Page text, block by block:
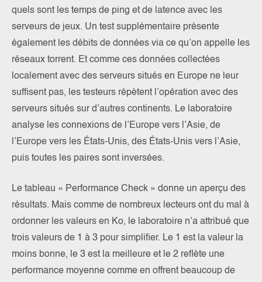
quels sont les temps de ping et de latence avec les
serveurs de jeux. Un test supplémentaire présente
également les débits de données via ce qu’on appelle les
réseaux torrent. Et comme ces données collectées
localement avec des serveurs situés en Europe ne leur
suffisent pas, les testeurs répètent l’opération avec des
serveurs situés sur d’autres continents. Le laboratoire
analyse les connexions de l’Europe vers l’Asie, de
l’Europe vers les États-Unis, des États-Unis vers l’Asie,
puis toutes les paires sont inversées.
Le tableau « Performance Check » donne un aperçu des
résultats. Mais comme de nombreux lecteurs ont du mal à
ordonner les valeurs en Ko, le laboratoire n’a attribué que
trois valeurs de 1 à 3 pour simplifier. Le 1 est la valeur la
moins bonne, le 3 est la meilleure et le 2 reflète une
performance moyenne comme en offrent beaucoup de